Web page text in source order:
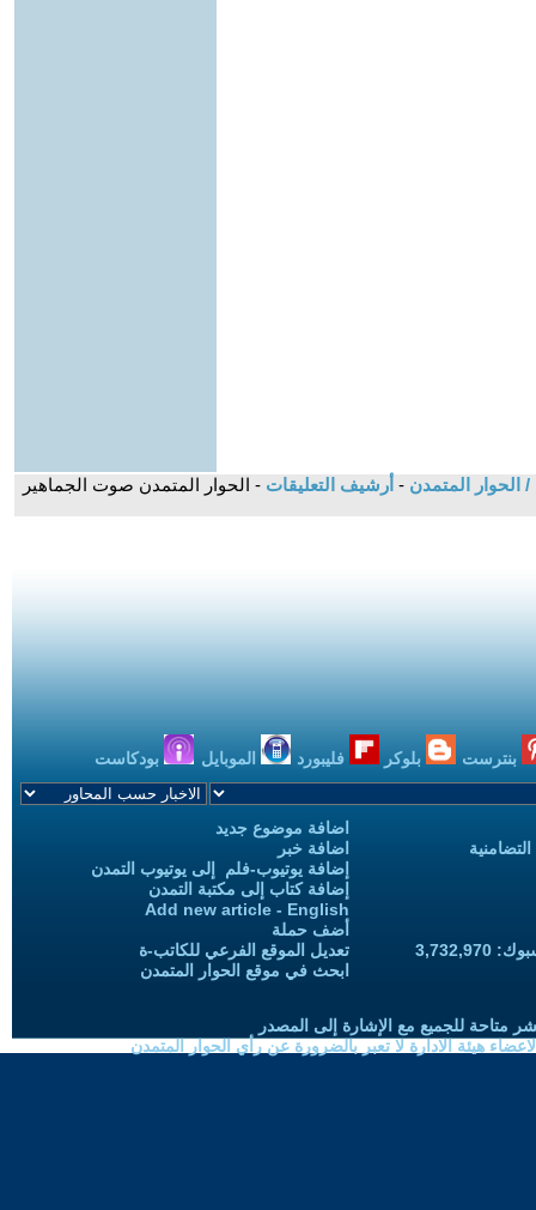
الحوار المتمدن - أرشيف التعليقات - الحوار المتمدن صوت الجماهير
بنترست بلوكر فليبورد الموبايل بودكاست
اضافة موضوع جديد
اضافة خبر
إضافة يوتيوب-فلم إلى يوتيوب التمدن
إضافة كتاب إلى مكتبة التمدن
Add new article - English
أضف حملة
تعديل الموقع الفرعي للكاتب-ة
ابحث في موقع الحوار المتمدن
متاحة للجميع مع الإشارة إلى المصدر
هيئة الادارة لا تعبر بالضرورة عن رأي الحوار المتمدن